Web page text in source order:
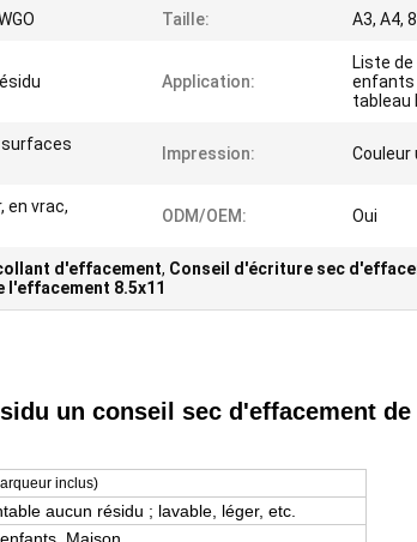
Taille: A3, A4,
Application:
Liste
enfants
tableau
surfaces
Impression:
en vrac,
ODM/OEM: Oui
d'effacement, Conseil d'écriture sec
l'effacement 8.5x11
un conseil sec d'effacement de
inclus)
aucun résidu ; lavable, léger, etc.